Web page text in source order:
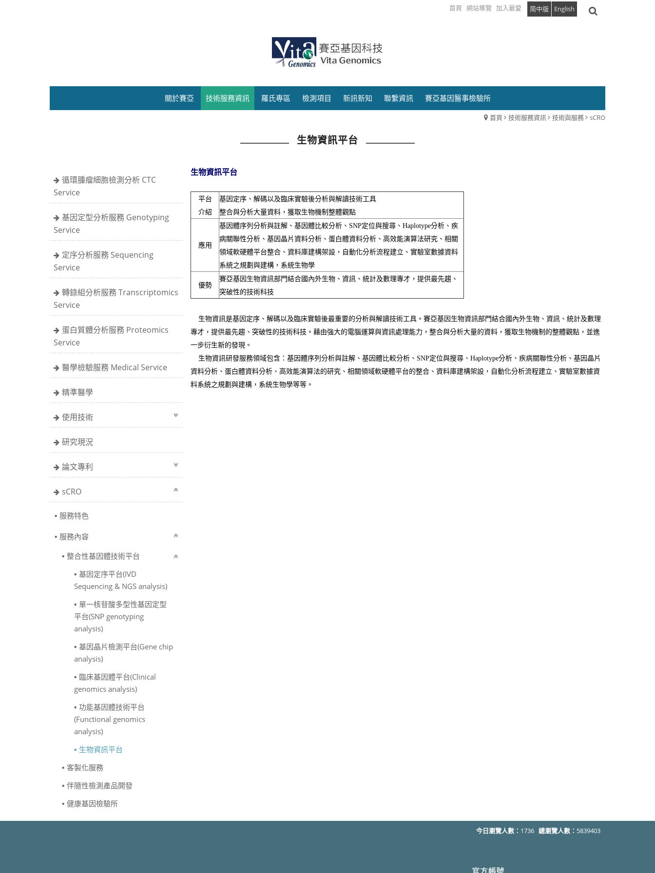
首頁 網站導覽 加入最愛 简中版 English
關於賽亞 技術服務資訊 羅氏專區 檢測項目 新訊新知 聯繫資訊 賽亞基因醫事檢驗所
首頁 技術服務資訊 技術與服務 sCRO
生物資訊平台
循環腫瘤細胞檢測分析 CTC
Service
基因定型分析服務 Genotyping
Service
定序分析服務 Sequencing
Service
轉錄組分析服務 Transcriptomics
Service
蛋白質體分析服務 Proteomics
Service
醫學檢驗服務 Medical Service
精準醫學
使用技術
研究現況
論文專利
sCRO
服務特色
服務內容
整合性基因體技術平台
基因定序平台(IVD
Sequencing & NGS analysis)
單一核苷酸多型性基因定型
平台(SNP genotyping
analysis)
基因晶片檢測平台(Gene chip
analysis)
臨床基因體平台(Clinical
genomics analysis)
功能基因體技術平台
(Functional genomics
analysis)
生物資訊平台
客製化服務
伴隨性檢測產品開發
健康基因檢驗所
生物資訊平台
平台
介紹
基因定序、解碼以及臨床實驗後分析與解讀技術工具
整合與分析大量資料，獲取生物機制整體觀點
應用
基因體序列分析與註解、基因體比較分析、SNP定位與搜尋、Haplotype分析、疾
病關聯性分析、基因晶片資料分析、蛋白體資料分析、高效能演算法研究、相關
領域軟硬體平台整合、資料庫建構架設，自動化分析流程建立、實驗室數據資料
系統之規劃與建構，系統生物學
優勢
賽亞基因生物資訊部門結合國內外生物、資訊、統計及數理專才，提供最先趨、
突破性的技術科技
生物資訊是基因定序、解碼以及臨床實驗後最重要的分析與解讀技術工具。賽亞基因生物資訊部門結合國內外生物、資訊、統計及數理
專才，提供最先趨、突破性的技術科技。藉由強大的電腦運算與資訊處理能力，整合與分析大量的資料，獲取生物機制的整體觀點，並進
一步衍生新的發現。
生物資訊研發服務領域包含：基因體序列分析與註解、基因體比較分析、SNP定位與搜尋、Haplotype分析、疾病關聯性分析、基因晶片
資料分析、蛋白體資料分析、高效能演算法的研究、相關領域軟硬體平台的整合、資料庫建構架設，自動化分析流程建立、實驗室數據資
料系統之規劃與建構，系統生物學等等。
今日瀏覽人數： 1736 總瀏覽人數： 5839403